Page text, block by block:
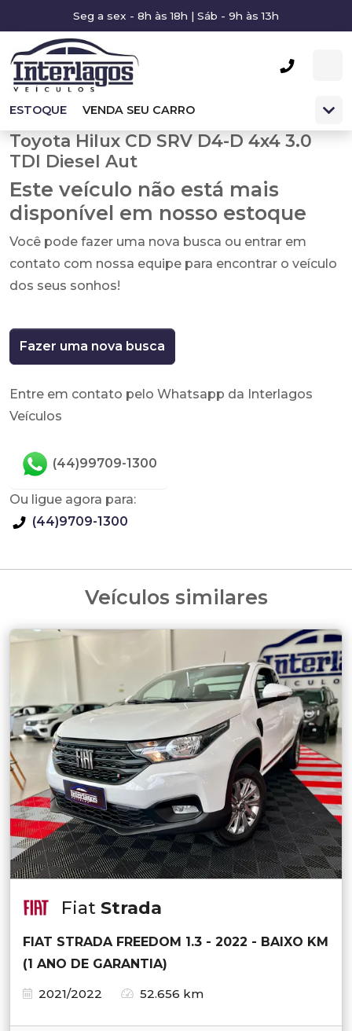
Seg a sex - 8h às 18h | Sáb - 9h às 13h
ESTOQUE VENDA SEU CARRO
Toyota Hilux CD SRV D4-D 4x4 3.0
TDI Diesel Aut
Este veículo não está mais
disponível em nosso estoque
Você pode fazer uma nova busca ou entrar em
contato com nossa equipe para encontrar o veículo
dos seus sonhos!
Fazer uma nova busca
Entre em contato pelo Whatsapp da Interlagos
Veículos
(44)99709-1300
Ou ligue agora para:
(44)9709-1300
Veículos similares
Fiat Strada
FIAT STRADA FREEDOM 1.3 - 2022 - BAIXO KM
(1 ANO DE GARANTIA)
2021/2022
52.656 km